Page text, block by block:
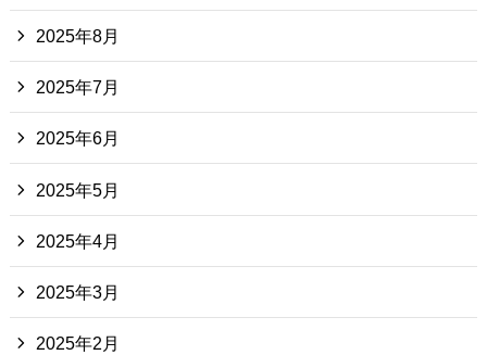
2025年8月
2025年7月
2025年6月
2025年5月
2025年4月
2025年3月
2025年2月